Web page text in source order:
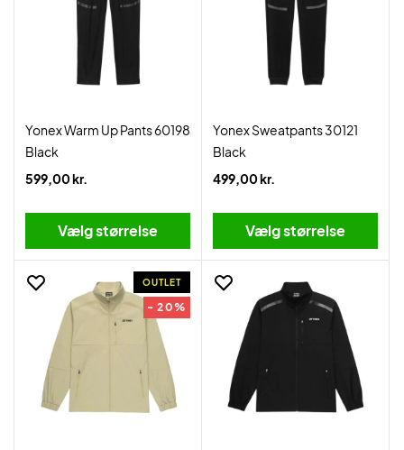
Yonex Warm Up Pants 60198
Black
599,00 kr.
Vælg størrelse
Yonex Sweatpants 30121
Black
499,00 kr.
Vælg størrelse
OUTLET
- 20%